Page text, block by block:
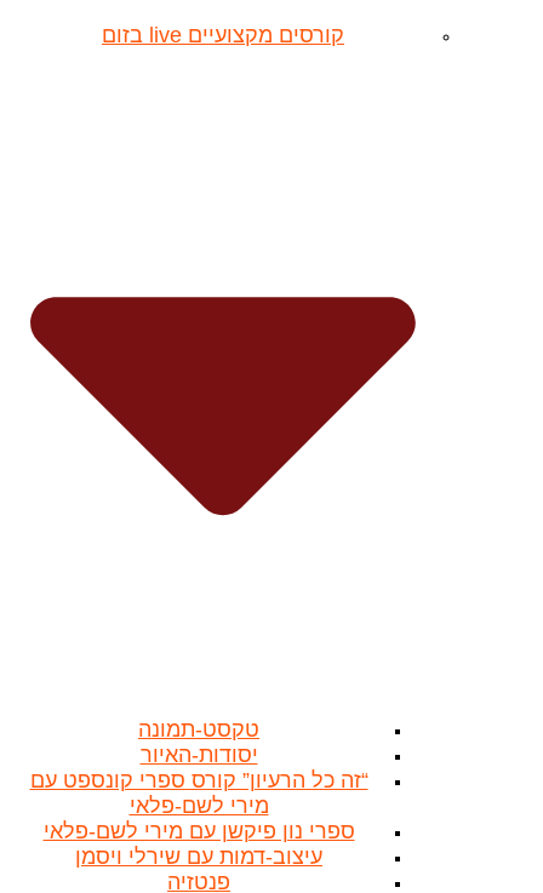
קורסים מקצועיים live בזום
טקסט-תמונה
יסודות-האיור
“זה כל הרעיון” קורס ספרי קונספט עם
מירי לשם-פלאי
ספרי נון פיקשן עם מירי לשם-פלאי
עיצוב-דמות עם שירלי ויסמן
פנטזיה